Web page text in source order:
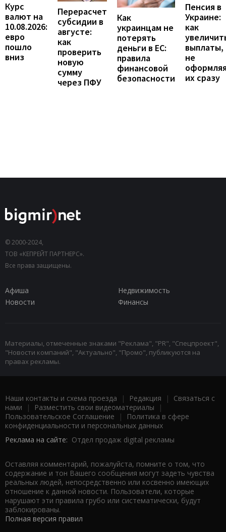
Курс
валют на
10.08.2026:
евро
пошло
вниз
Перерасчет
субсидии в
августе:
как
проверить
новую
сумму
через ПФУ
Как
украинцам не
потерять
деньги в ЕС:
правила
финансовой
безопасности
Пенсия в
Украине:
как
выплаты,
не
их сразу
© 2000-2024,
ТОВ «КЕПРЕЙТ ПАРТНЕРС».
Все права защищены.
Афиша
Недвижимость
Новости
Финансы
Материалы, отмеченные знаками "Реклама", "PR", "Спецпроект",
"Новости компаний", "Актуально", "Промо", публикуются на
правах рекламы.
Наши контакты и схема проезда | Редакция | Связаться с
нами | Разместить свои видеоматериалы |
Пользовательское Соглашение |
Политика в сфере
конфиденциальности и персональных данных
Реклама на сайте: Отдел продаж digital рекламы
Оставляя комментарий, пожалуйста, помните о том, что
содержание и тон Вашего сообщения могут задеть чувства
реальных людей, непосредственно или косвенно имеющих
отношение к данной новости. Пользователи, которые
нарушают эти правила грубо или систематически, будут
заблокированы.
Полная версия правил